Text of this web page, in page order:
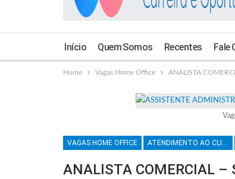
Início Quem Somos Recentes Fale
Home Vagas Home Office ANALISTA
VAGAS HOME OFFICE ATENDIMENTO AO CLIENTE
ANALISTA COMERCIAL –